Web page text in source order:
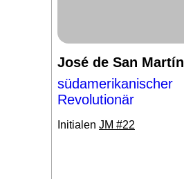
José de San Martín
südamerikanischer
Revolutionär
Initialen JM #22